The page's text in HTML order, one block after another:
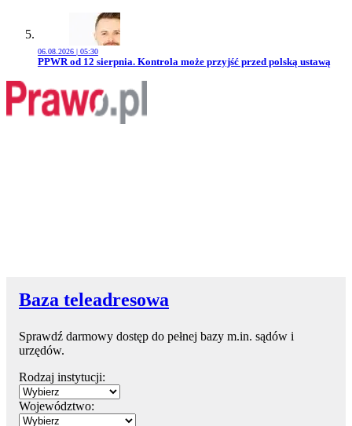
06.08.2026 | 05:30
Przejdź do artykułu:
PPWR od 12 sierpnia. Kontrola może przyjść przed polską ustawą
Baza teleadresowa
Sprawdź darmowy dostęp do pełnej bazy m.in. sądów i
urzędów.
Rodzaj instytucji:
Województwo: